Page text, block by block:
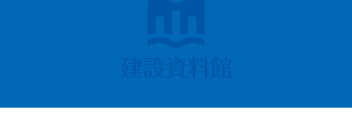
恐れのあるものは、会員の承諾なく削除できるものとします。